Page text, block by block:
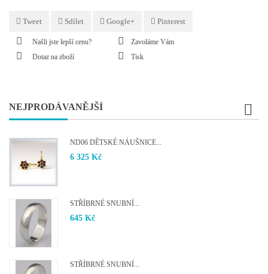
Tweet Sdílet Google+ Pinterest
Našli jste lepší cenu?
Zavoláme Vám
Dotaz na zboží
Tisk
NEJPRODÁVANĚJŠÍ
ND06 DĚTSKÉ NÁUŠNICE...
6 325 Kč
STŘÍBRNÉ SNUBNÍ...
645 Kč
STŘÍBRNÉ SNUBNÍ...